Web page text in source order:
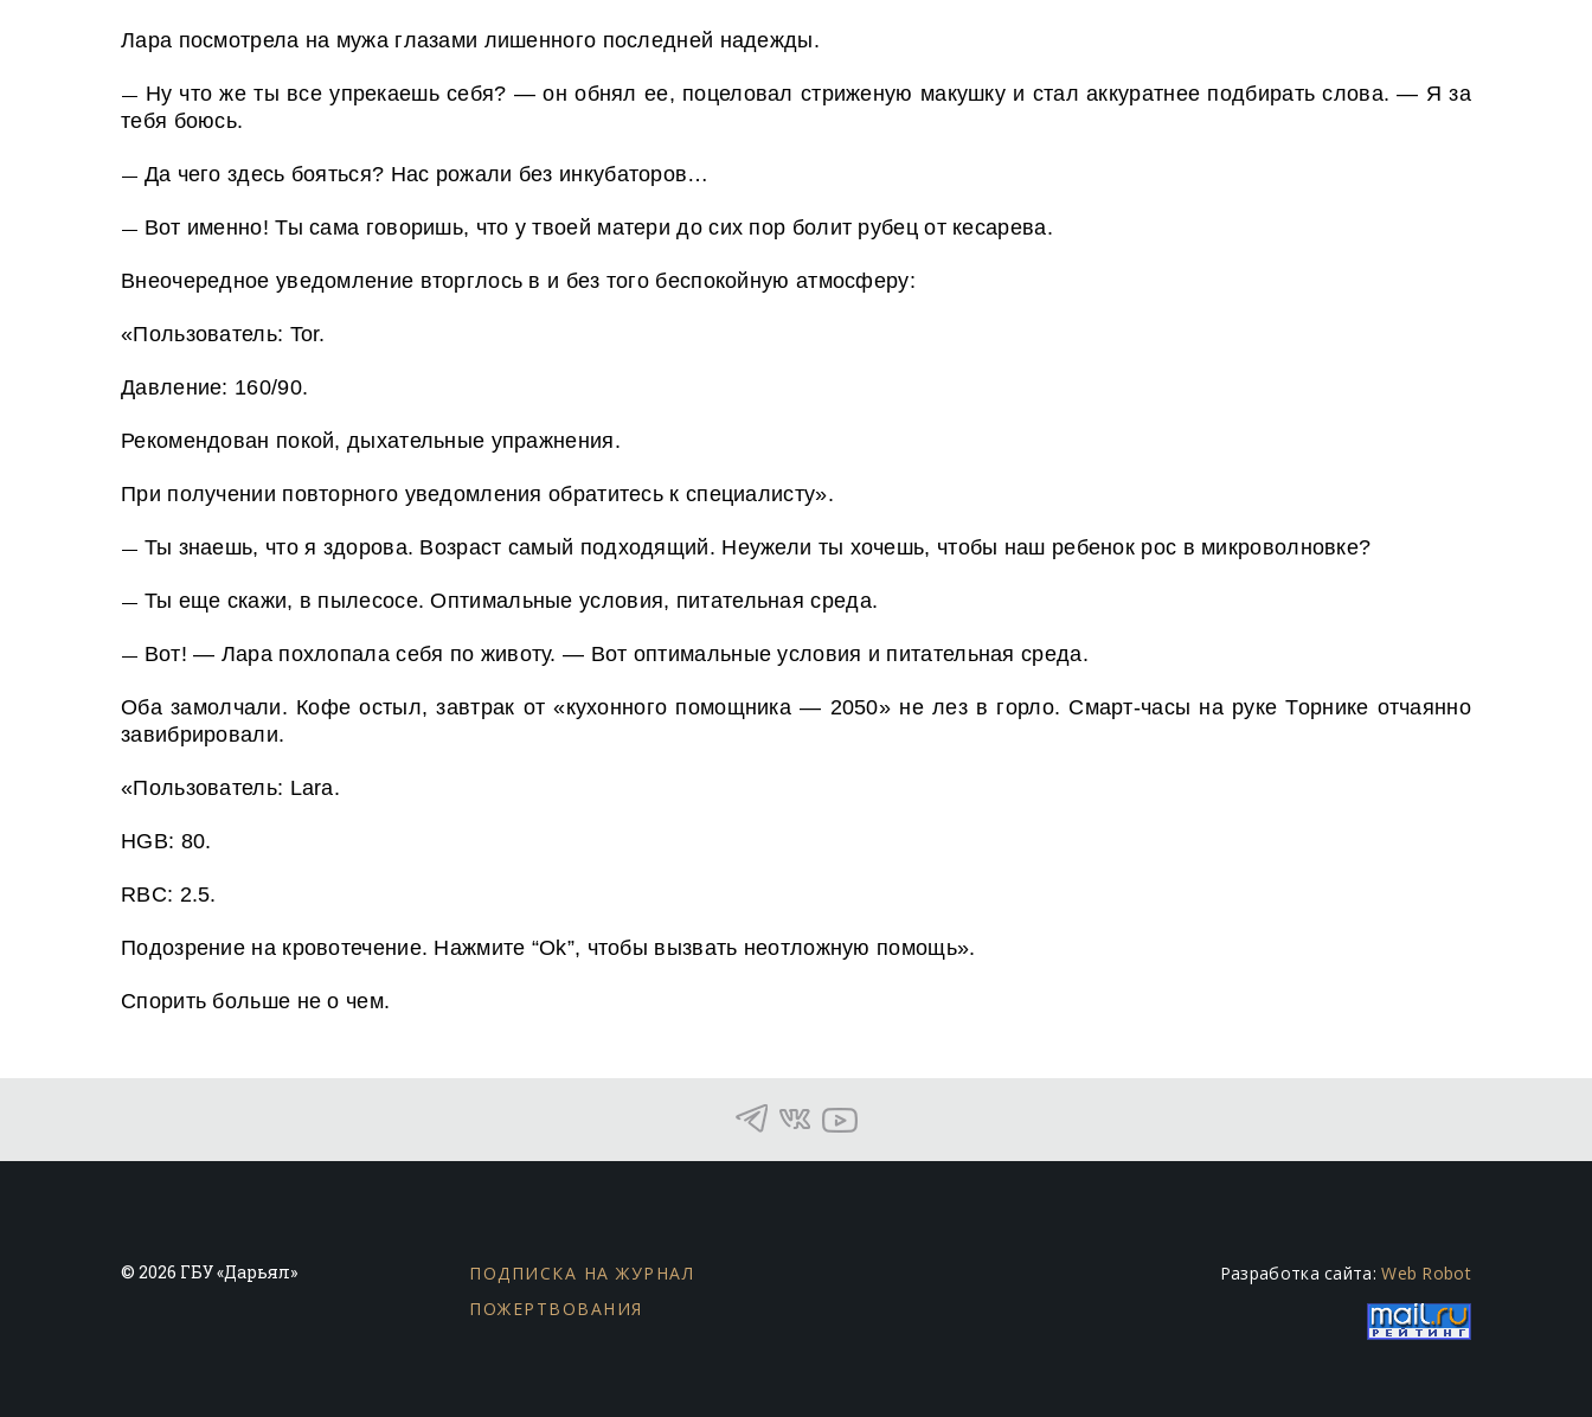
Лара посмотрела на мужа глазами лишенного последней надежды.
— Ну что же ты все упрекаешь себя? — он обнял ее, поцеловал стриженую макушку и стал аккуратнее подбирать слова. — Я за
тебя боюсь.
— Да чего здесь бояться? Нас рожали без инкубаторов…
— Вот именно! Ты сама говоришь, что у твоей матери до сих пор болит рубец от кесарева.
Внеочередное уведомление вторглось в и без того беспокойную атмосферу:
«Пользователь: Tor.
Давление: 160/90.
Рекомендован покой, дыхательные упражнения.
При получении повторного уведомления обратитесь к специалисту».
— Ты знаешь, что я здорова. Возраст самый подходящий. Неужели ты хочешь, чтобы наш ребенок рос в микроволновке?
— Ты еще скажи, в пылесосе. Оптимальные условия, питательная среда.
— Вот! — Лара похлопала себя по животу. — Вот оптимальные условия и питательная среда.
Оба замолчали. Кофе остыл, завтрак от «кухонного помощника — 2050» не лез в горло. Смарт-часы на руке Торнике отчаянно
завибрировали.
«Пользователь: Lara.
HGB: 80.
RBC: 2.5.
Подозрение на кровотечение. Нажмите “Ok”, чтобы вызвать неотложную помощь».
Спорить больше не о чем.
© 2026 ГБУ «Дарьял»
ПОДПИСКА НА ЖУРНАЛ
ПОЖЕРТВОВАНИЯ
Разработка сайта:Web Robot